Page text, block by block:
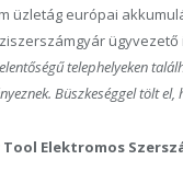
üzletág európai
telephelyeken
Büszkeséggel tölt
Tool Elektromos